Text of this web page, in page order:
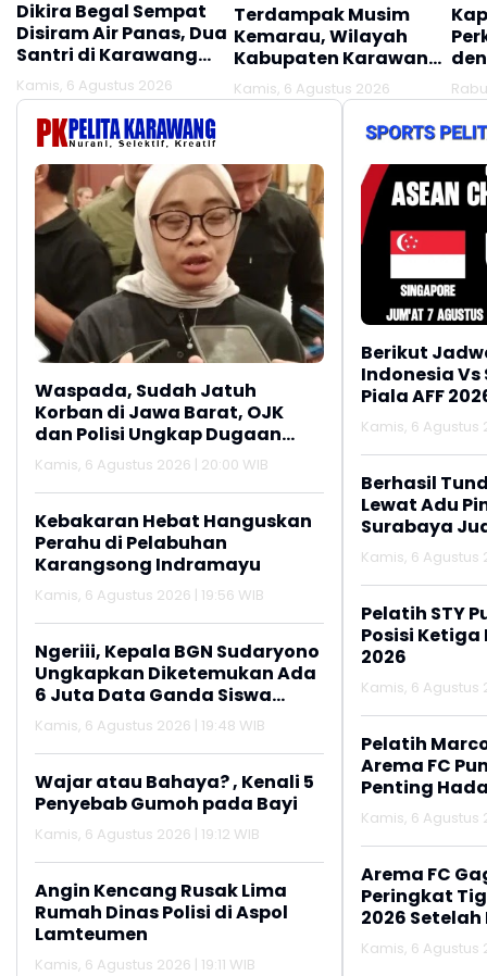
Dikira Begal Sempat
Disiram Air Panas, Dua
Santri di Karawang
Terluka Akibat Aksi
Oknum Linmas
Kamis, 6 Agustus 2026
Terdampak Musim
Kemarau, Wilayah
Kabupaten Karawang
Kekeringan Makin
Meluas
Kamis, 6 Agustus 2026
Waspada, Sudah Jatuh
Korban di Jawa Barat, OJK
dan Polisi Ungkap Dugaan
Penipuan Modus Titip Limit
Paylater
Kamis, 6 Agustus 2026 | 20:00 WIB
Kebakaran Hebat Hanguskan
Perahu di Pelabuhan
Karangsong Indramayu
Kamis, 6 Agustus 2026 | 19:56 WIB
Ngeriii, Kepala BGN Sudaryono
Ungkapkan Diketemukan Ada
6 Juta Data Ganda Siswa
Penerima MBG
Kamis, 6 Agustus 2026 | 19:48 WIB
Wajar atau Bahaya? , Kenali 5
Penyebab Gumoh pada Bayi
Kamis, 6 Agustus 2026 | 19:12 WIB
Angin Kencang Rusak Lima
Rumah Dinas Polisi di Aspol
Lamteumen
Kamis, 6 Agustus 2026 | 19:11 WIB
Berikut
Indonesia
Piala AFF
Kamis, 6 Agustus
Berhasil
Lewat Adu
Surabaya
2026
Kamis, 6 Agustus
Pelatih STY
Posisi Ketiga
2026
Kamis, 6 Agustus
Pelatih
Arema FC
Penting
Kamis, 6 Agustus
Arema FC
Peringkat
2026
Persija
Kamis, 6 Agustus